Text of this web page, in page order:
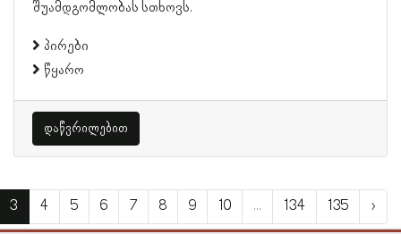
შუამდგომლობას სთხოვს.
პირები
წყარო
დაწვრილებით
3 4 5 6 7 8 9 10 ... 134 135 ›